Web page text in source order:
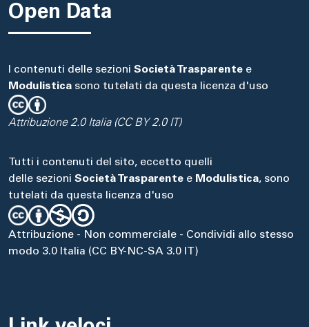
Open Data
I contenuti delle sezioni Società Trasparente e
Modulistica sono tutelati da questa licenza d'uso
Attribuzione 2.0 Italia (CC BY 2.0 IT)
Tutti i contenuti del sito, eccetto quelli
delle sezioni Società Trasparente e Modulistica, sono
tutelati da questa licenza d'uso
Attribuzione - Non commerciale - Condividi allo stesso
modo 3.0 Italia (CC BY-NC-SA 3.0 IT)